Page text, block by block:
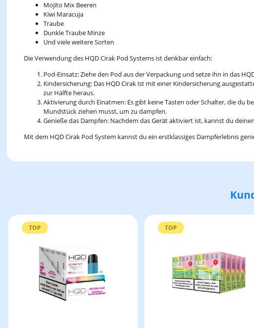
Mojito Mix Beeren
Kiwi Maracuja
Traube
Dunkle Traube Minze
Und viele weitere Sorten
Die Verwendung des HQD Cirak Pod Systems ist denkbar einfach:
Pod-Einsatz: Ziehe den Pod aus der Verpackung und setze ihn in das
Kindersicherung: Das HQD Cirak ist mit einer Kindersicherung
zur Hälfte heraus.
Aktivierung durch Einatmen: Es gibt keine Tasten oder Schalter, die du
Mundstück ziehen musst, um zu dampfen.
Genieße das Dampfen: Nachdem das Gerät aktiviert ist, kannst du
Mit dem HQD Cirak Pod System kannst du ein erstklassiges Dampferlebnis
TOP TOP